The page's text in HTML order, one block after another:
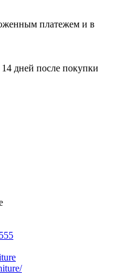
платежем и в
дней после покупки